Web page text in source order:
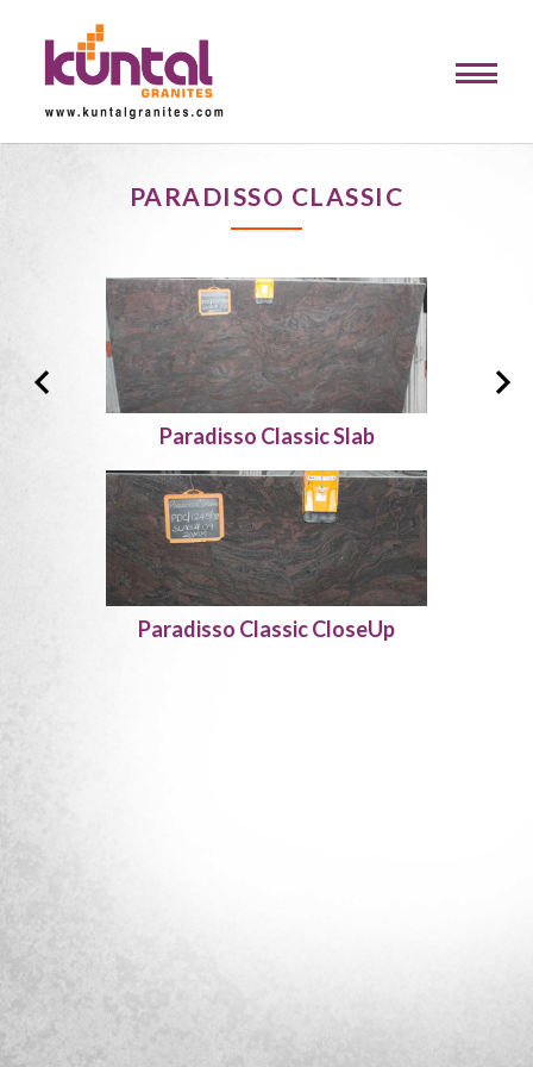
PARADISSO CLASSIC
Paradisso Classic Slab
Paradisso Classic CloseUp